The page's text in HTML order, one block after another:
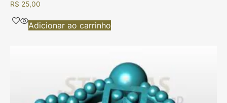
R$ 25,00
Adicionar ao carrinho